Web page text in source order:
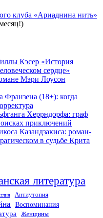
клуба «Ариаднина нить»
Кэсер «История
сердце»
Мэри Лоусон
(18+): когда
Херрндорфа: граф
приключений
Казандзакиса: роман-
в судьбе Крита
литература
Антиутопия
Воспоминания
Женщины